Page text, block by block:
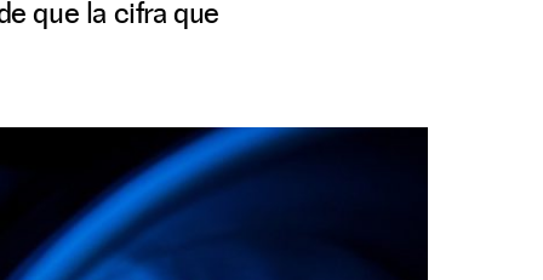
que la cifra que